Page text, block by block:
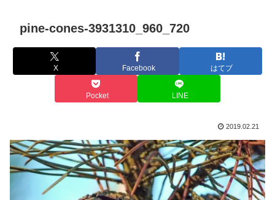
pine-cones-3931310_960_720
X Facebook はてブ
Pocket LINE
2019.02.21